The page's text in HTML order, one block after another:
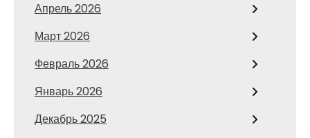
Апрель 2026
Март 2026
Февраль 2026
Январь 2026
Декабрь 2025